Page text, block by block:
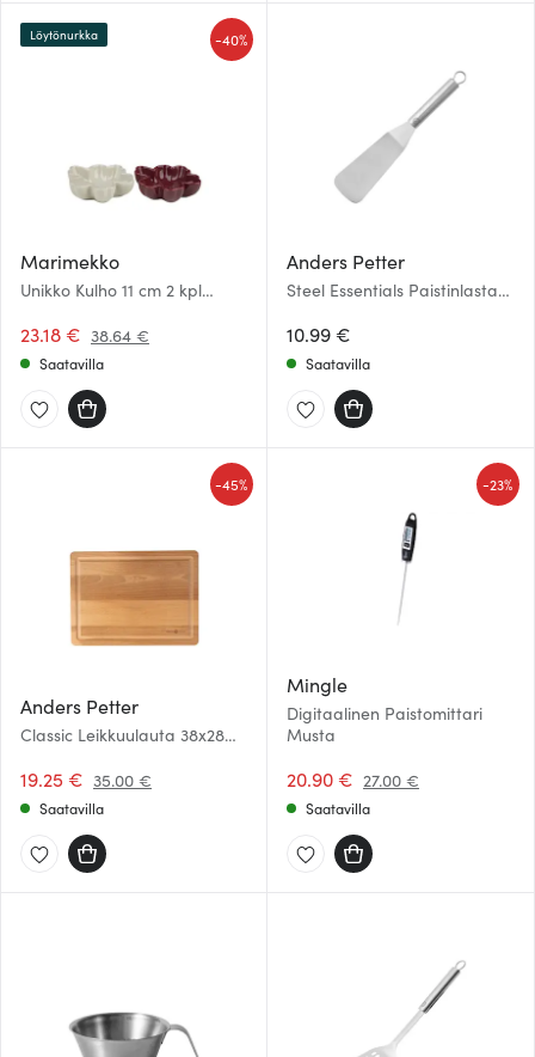
Marimekko
Unikko Kulho 11 cm 2 kpl
23.18 € 38.64 €
-40%
Löytönurkka
Saatavilla
Anders Petter
Steel Essentials Paistinlasta
10.99 €
Saatavilla
Anders Petter
Classic Leikkuulauta 38x28
19.25 € 35.00 €
-45%
Saatavilla
Mingle
Digitaalinen Paistomittari
Musta
20.90 € 27.00 €
-23%
Saatavilla